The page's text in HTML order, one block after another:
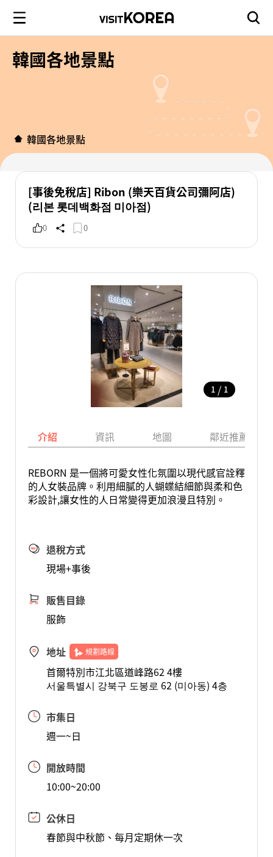
韓國各地景點
韓國各地景點
[事後免稅店] Ribon (樂天百貨公司彌阿店)
(리본 롯데백화점 미아점)
0 0
1 / 1
介紹 資訊 地圖 鄰近推薦景點
REBORN 是一個將可愛女性化氛圍以現代感官詮釋
的人女裝品牌。利用細膩的人蝴蝶結細節與柔和色
彩設計,讓女性的人日常變得更加浪漫且特別。
退稅方式
現場+事後
販售目錄
服飾
地址 規劃路線
首爾特別市江北區道峰路62 4樓
서울특별시 강북구 도봉로 62 (미아동) 4층
市集日
週一~日
開放時間
10:00~20:00
公休日
春節與中秋節、每月定期休一次